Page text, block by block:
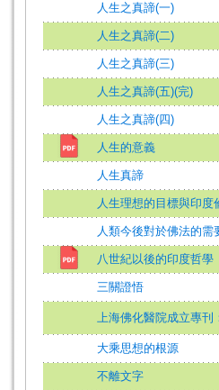
人生之真諦(一)
人生之真諦(二)
人生之真諦(三)
人生之真諦(五)(完)
人生之真諦(四)
人生的意義
人生真諦
人生理想的目標與印度
人類今後對於佛法的需
八世紀以後的印度哲學
三關證悟
上海佛化醫院成立專刊
大乘思想的根源
不離文字